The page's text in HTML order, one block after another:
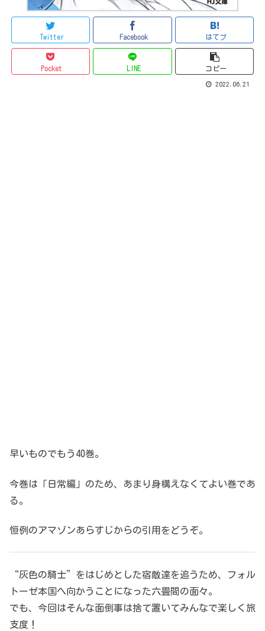
Twitter Facebook はてブ
Pocket LINE コピー
2022.06.21
早いものでもう40巻。
今巻は「日常編」のため、あまり身構えなくてよい巻であ
る。
恒例のアマゾンあらすじからの引用をどうぞ。
“灰色の騎士”をはじめとした宿敵達を追うため、フォル
トーゼ本国へ向かうことになった六畳間の面々。
でも、今回はそんな面倒事は捨て置いてみんなで楽しく旅
支度！